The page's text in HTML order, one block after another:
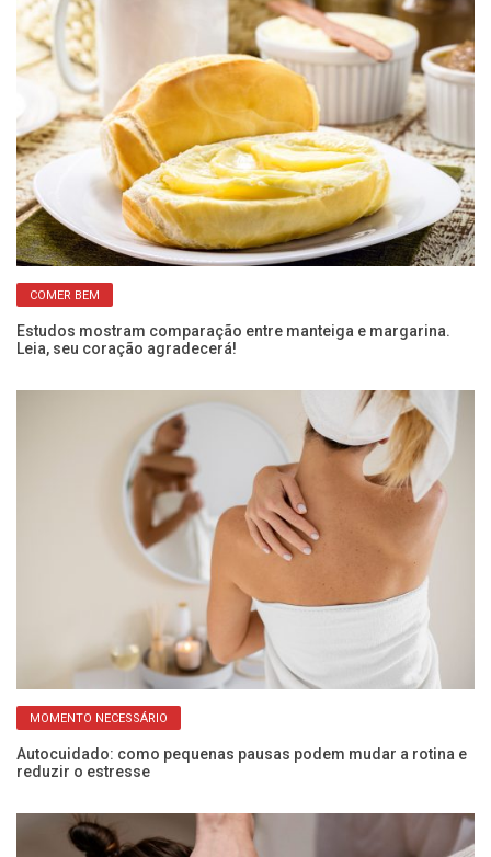
COMER BEM
Estudos mostram comparação entre manteiga e margarina.
Leia, seu coração agradecerá!
MOMENTO NECESSÁRIO
Autocuidado: como pequenas pausas podem mudar a rotina e
reduzir o estresse